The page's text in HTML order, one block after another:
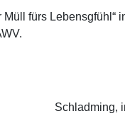
fürs Lebensgfühl“
im